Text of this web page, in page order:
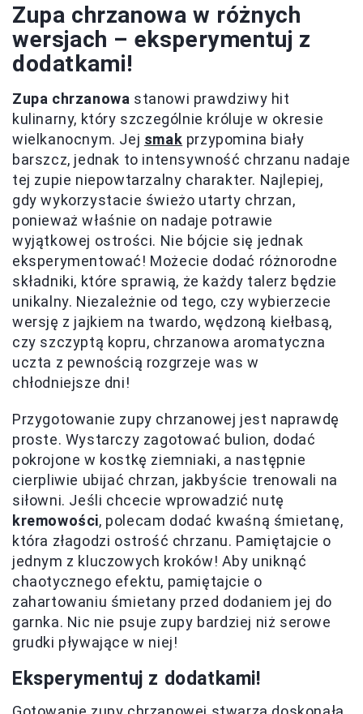
Zupa chrzanowa w różnych
wersjach – eksperymentuj z
dodatkami!
Zupa chrzanowa stanowi prawdziwy hit
kulinarny, który szczególnie króluje w okresie
wielkanocnym. Jej smak przypomina biały
barszcz, jednak to intensywność chrzanu nadaje
tej zupie niepowtarzalny charakter. Najlepiej,
gdy wykorzystacie świeżo utarty chrzan,
ponieważ właśnie on nadaje potrawie
wyjątkowej ostrości. Nie bójcie się jednak
eksperymentować! Możecie dodać różnorodne
składniki, które sprawią, że każdy talerz będzie
unikalny. Niezależnie od tego, czy wybierzecie
wersję z jajkiem na twardo, wędzoną kiełbasą,
czy szczyptą kopru, chrzanowa aromatyczna
uczta z pewnością rozgrzeje was w
chłodniejsze dni!
Przygotowanie zupy chrzanowej jest naprawdę
proste. Wystarczy zagotować bulion, dodać
pokrojone w kostkę ziemniaki, a następnie
cierpliwie ubijać chrzan, jakbyście trenowali na
siłowni. Jeśli chcecie wprowadzić nutę
kremowości, polecam dodać kwaśną śmietanę,
która złagodzi ostrość chrzanu. Pamiętajcie o
jednym z kluczowych kroków! Aby uniknąć
chaotycznego efektu, pamiętajcie o
zahartowaniu śmietany przed dodaniem jej do
garnka. Nic nie psuje zupy bardziej niż serowe
grudki pływające w niej!
Eksperymentuj z dodatkami!